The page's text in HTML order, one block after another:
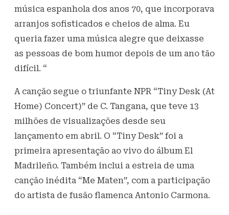
música espanhola dos anos 70, que incorporava
arranjos sofisticados e cheios de alma. Eu
queria fazer uma música alegre que deixasse
as pessoas de bom humor depois de um ano tão
difícil. “
A canção segue o triunfante NPR “Tiny Desk (At
Home) Concert)” de C. Tangana, que teve 13
milhões de visualizações desde seu
lançamento em abril. O “Tiny Desk” foi a
primeira apresentação ao vivo do álbum El
Madrileño. Também inclui a estreia de uma
canção inédita “Me Maten”, com a participação
do artista de fusão flamenca Antonio Carmona.